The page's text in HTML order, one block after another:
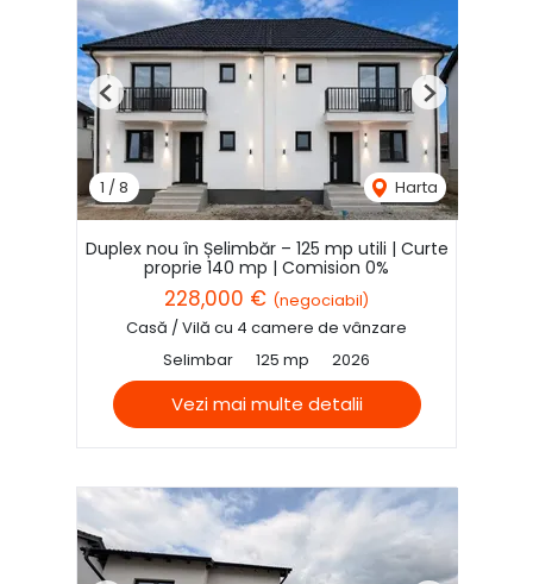
1 / 8 Harta
Previous Next
Duplex nou în Șelimbăr – 125 mp utili | Curte
proprie 140 mp | Comision 0%
228,000 € (negociabil)
Casă / Vilă cu 4 camere de vânzare
Selimbar
125 mp 2026
Vezi mai multe detalii